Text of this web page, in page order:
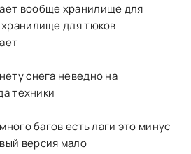
вообще хранилище для
для тюков
снега неведно на
техники
багов есть лаги это минус
версия мало